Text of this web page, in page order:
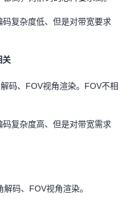
复杂度低、但是对带宽要求
关
码、FOV视角渲染。FOV不相
复杂度高、但是对带宽需求
码、FOV视角渲染。